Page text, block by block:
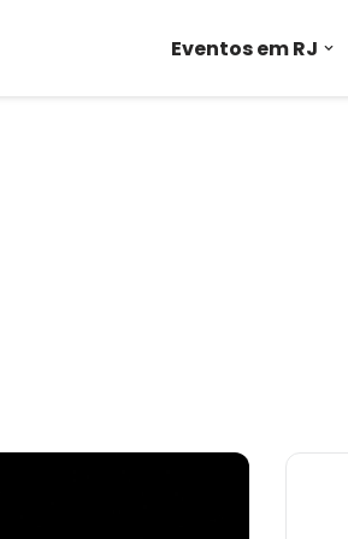
Eventos em RJ